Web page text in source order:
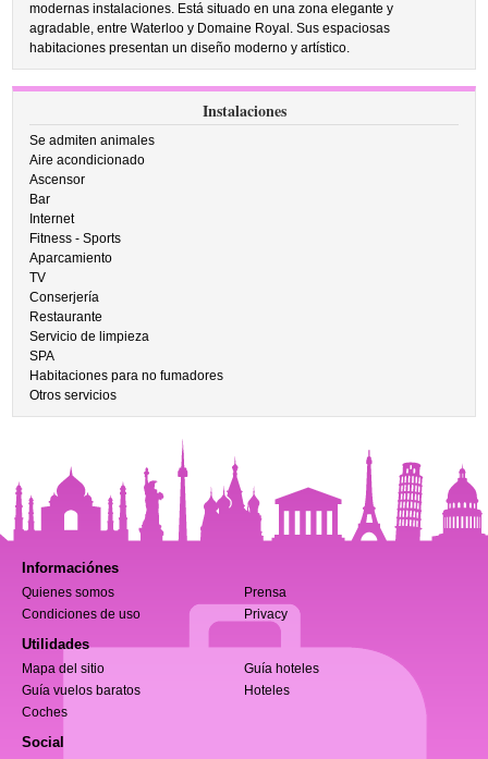
modernas instalaciones. Está situado en una zona elegante y
agradable, entre Waterloo y Domaine Royal. Sus espaciosas
habitaciones presentan un diseño moderno y artístico.
Instalaciones
Se admiten animales
Aire acondicionado
Ascensor
Bar
Internet
Fitness - Sports
Aparcamiento
TV
Conserjería
Restaurante
Servicio de limpieza
SPA
Habitaciones para no fumadores
Otros servicios
Informaciónes
Quienes somos
Prensa
Condiciones de uso
Privacy
Utilidades
Mapa del sitio
Guía hoteles
Guía vuelos baratos
Hoteles
Coches
Social